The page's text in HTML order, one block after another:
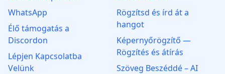
WhatsApp
Élő támogatás a
Discordon
Lépjen Kapcsolatba
Velünk
Rögzítsd és írd át a
hangot
Képernyőrögzítő —
Rögzítés és átírás
Szöveg Beszéddé – AI